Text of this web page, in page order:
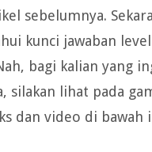
sebelumnya.
kunci jawaban
bagi kalian yang
silakan lihat pada
dan video di bawah